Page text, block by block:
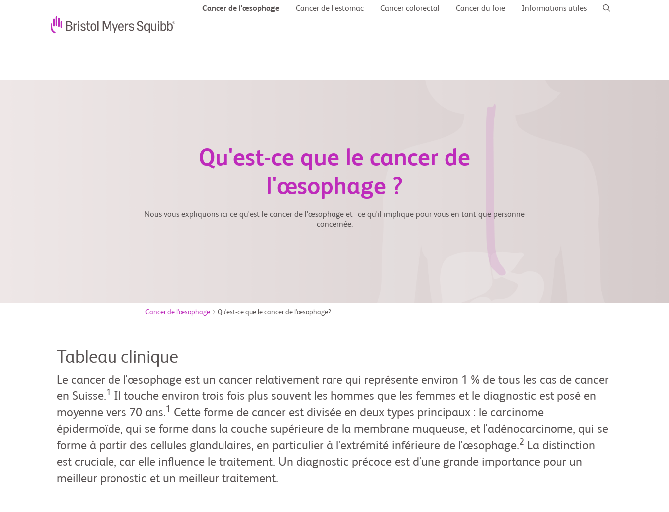
Cancer de l'œsophage Cancer de l'estomac Cancer colorectal Cancer du foie Informations utiles
Qu'est-ce que le cancer de
l'œsophage ?
Nous vous expliquons ici ce qu'est le cancer de l'œsophage et ce qu'il implique pour vous en tant que personne
concernée.
Cancer de l'œsophage Qu'est-ce que le cancer de l'œsophage?
Tableau clinique
Le cancer de l'œsophage est un cancer relativement rare qui représente environ 1 % de tous les cas de cancer
en Suisse.1
Il touche environ trois fois plus souvent les hommes que les femmes et le diagnostic est posé en
moyenne vers 70 ans.1
Cette forme de cancer est divisée en deux types principaux : le carcinome
épidermoïde, qui se forme dans la couche supérieure de la membrane muqueuse, et l'adénocarcinome, qui se
forme à partir des cellules glandulaires, en particulier à l'extrémité inférieure de l'œsophage.2 La distinction
est cruciale, car elle influence le traitement. Un diagnostic précoce est d'une grande importance pour un
meilleur pronostic et un meilleur traitement.